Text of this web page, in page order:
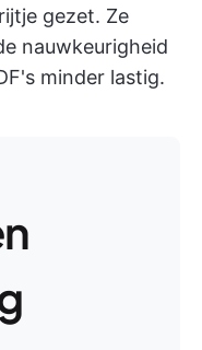
gezet. Ze
nauwkeurigheid
minder lastig.